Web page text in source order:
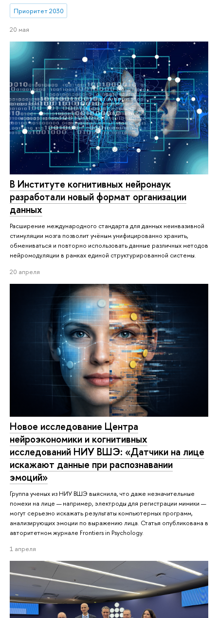
Приоритет 2030
20 мая
В Институте когнитивных нейронаук
разработали новый формат организации
данных
Расширение международного стандарта для данных неинвазивной
стимуляции мозга позволит учёным унифицированно хранить,
обмениваться и повторно использовать данные различных методов
нейромодуляции в рамках единой структурированной системы.
20 апреля
Новое исследование Центра
нейроэкономики и когнитивных
исследований НИУ ВШЭ: «Датчики на лице
искажают данные при распознавании
эмоций»
Группа ученых из НИУ ВШЭ выяснила, что даже незначительные
помехи на лице — например, электроды для регистрации мимики —
могут серьезно искажать результаты компьютерных программ,
анализирующих эмоции по выражению лица. Статья опубликована в
авторитетном журнале Frontiers in Psychology.
1 апреля